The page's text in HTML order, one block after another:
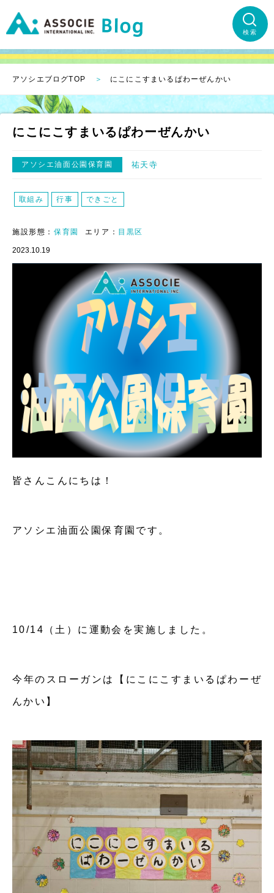
検索
アソシエブログTOP にこにこすまいるぱわーぜんかい
にこにこすまいるぱわーぜんかい
アソシエ油面公園保育園 祐天寺
取組み 行事 できごと
施設形態： 保育園 エリア： 目黒区
2023.10.19
皆さんこんにちは！
アソシエ油面公園保育園です。
10/14（土）に運動会を実施しました。
今年のスローガンは【にこにこすまいるぱわーぜ
んかい】